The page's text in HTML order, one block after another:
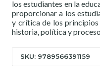
los estudiantes en la
proporcionar a los
y crítica de los principios
historia, política y
SKU: 9789566391159